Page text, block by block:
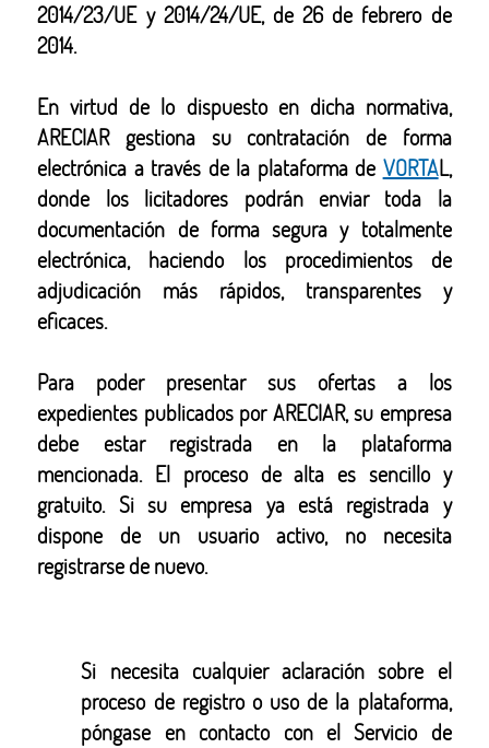
2014/23/UE y 2014/24/UE, de 26 de febrero de
2014.
En virtud de lo dispuesto en dicha normativa,
ARECIAR gestiona su contratación de forma
electrónica a través de la plataforma de VORTAL,
donde los licitadores podrán enviar toda la
documentación de forma segura y totalmente
electrónica, haciendo los procedimientos de
adjudicación más rápidos, transparentes y
eficaces.
Para poder presentar sus ofertas a los
expedientes publicados por ARECIAR, su empresa
debe estar registrada en la plataforma
mencionada. El proceso de alta es sencillo y
gratuito. Si su empresa ya está registrada y
dispone de un usuario activo, no necesita
registrarse de nuevo.
Si necesita cualquier aclaración sobre el
proceso de registro o uso de la plataforma,
póngase en contacto con el Servicio de